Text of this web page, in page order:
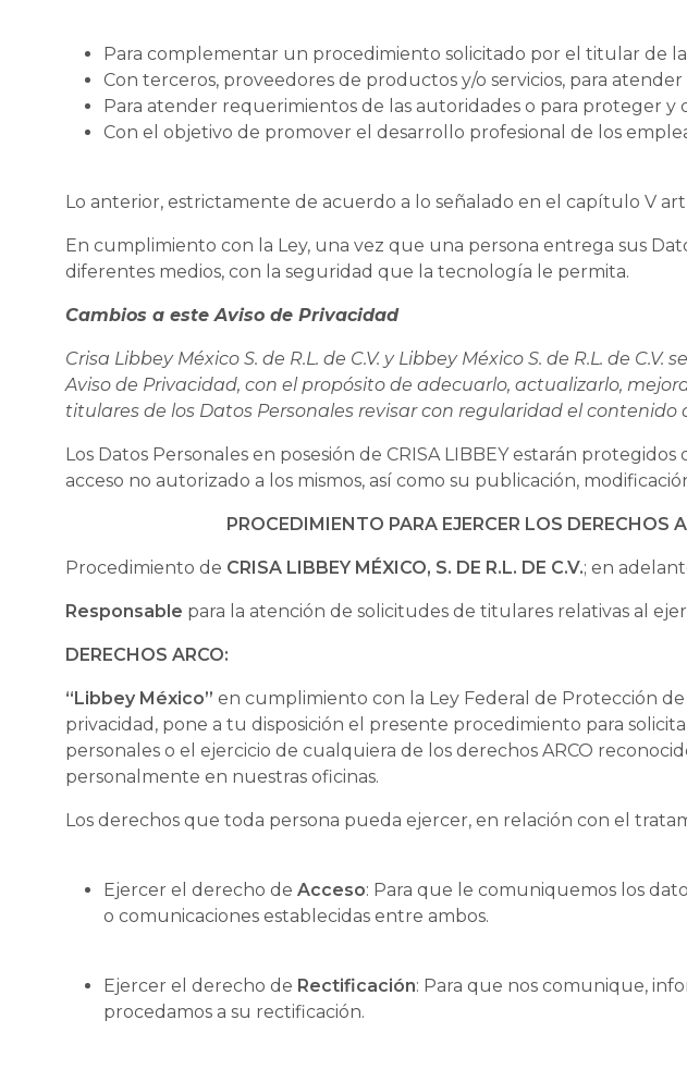
Para complementar un procedimiento solicitado por el titular de
Con terceros, proveedores de productos y/o servicios, para
Para atender requerimientos de las autoridades o para proteger y
Con el objetivo de promover el desarrollo profesional de los
Lo anterior, estrictamente de acuerdo a lo señalado en el capítulo V
En cumplimiento con la Ley, una vez que una persona entrega sus
diferentes medios, con la seguridad que la tecnología le permita.
Cambios a este Aviso de Privacidad
Crisa Libbey México S. de R.L. de C.V. y Libbey México S. de R.L. de
Aviso de Privacidad, con el propósito de adecuarlo, actualizarlo,
titulares de los Datos Personales revisar con regularidad el contenido
Los Datos Personales en posesión de CRISA LIBBEY estarán
acceso no autorizado a los mismos, así como su publicación,
PROCEDIMIENTO PARA EJERCER LOS
Procedimiento de CRISA LIBBEY MÉXICO, S. DE R.L. DE C.V.; en
Responsable para la atención de solicitudes de titulares relativas al
DERECHOS ARCO:
“Libbey México” en cumplimiento con la Ley Federal de Protección
privacidad, pone a tu disposición el presente procedimiento para
personales o el ejercicio de cualquiera de los derechos ARCO
personalmente en nuestras oficinas.
Los derechos que toda persona pueda ejercer, en relación con el
Ejercer el derecho de Acceso: Para que le comuniquemos los
o comunicaciones establecidas entre ambos.
Ejercer el derecho de Rectificación: Para que nos comunique,
procedamos a su rectificación.